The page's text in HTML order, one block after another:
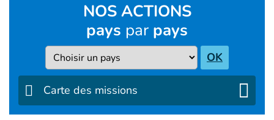
NOS ACTIONS
pays par pays
Pays OK
Carte des missions